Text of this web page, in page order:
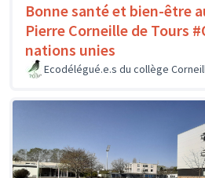
Bonne santé et bien-être
Pierre Corneille de Tours
nations unies
Ecodélégué.e.s du collège